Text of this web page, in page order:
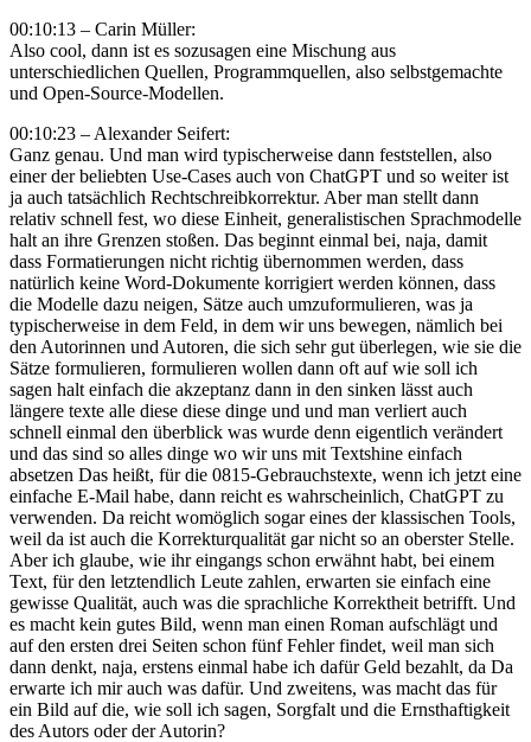
00:10:13 – Carin Müller:
Also cool, dann ist es sozusagen eine Mischung aus
unterschiedlichen Quellen, Programmquellen, also selbstgemachte
und Open-Source-Modellen.
00:10:23 – Alexander Seifert:
Ganz genau. Und man wird typischerweise dann feststellen, also
einer der beliebten Use-Cases auch von ChatGPT und so weiter ist
ja auch tatsächlich Rechtschreibkorrektur. Aber man stellt dann
relativ schnell fest, wo diese Einheit, generalistischen Sprachmodelle
halt an ihre Grenzen stoßen. Das beginnt einmal bei, naja, damit
dass Formatierungen nicht richtig übernommen werden, dass
natürlich keine Word-Dokumente korrigiert werden können, dass
die Modelle dazu neigen, Sätze auch umzuformulieren, was ja
typischerweise in dem Feld, in dem wir uns bewegen, nämlich bei
den Autorinnen und Autoren, die sich sehr gut überlegen, wie sie die
Sätze formulieren, formulieren wollen dann oft auf wie soll ich
sagen halt einfach die akzeptanz dann in den sinken lässt auch
längere texte alle diese diese dinge und und man verliert auch
schnell einmal den überblick was wurde denn eigentlich verändert
und das sind so alles dinge wo wir uns mit Textshine einfach
absetzen Das heißt, für die 0815-Gebrauchstexte, wenn ich jetzt eine
einfache E-Mail habe, dann reicht es wahrscheinlich, ChatGPT zu
verwenden. Da reicht womöglich sogar eines der klassischen Tools,
weil da ist auch die Korrekturqualität gar nicht so an oberster Stelle.
Aber ich glaube, wie ihr eingangs schon erwähnt habt, bei einem
Text, für den letztendlich Leute zahlen, erwarten sie einfach eine
gewisse Qualität, auch was die sprachliche Korrektheit betrifft. Und
es macht kein gutes Bild, wenn man einen Roman aufschlägt und
auf den ersten drei Seiten schon fünf Fehler findet, weil man sich
dann denkt, naja, erstens einmal habe ich dafür Geld bezahlt, da Da
erwarte ich mir auch was dafür. Und zweitens, was macht das für
ein Bild auf die, wie soll ich sagen, Sorgfalt und die Ernsthaftigkeit
des Autors oder der Autorin?